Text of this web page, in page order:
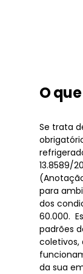
O
Se trata
13.8589/
para
dos
60.000.
padrões
coletivos,
da sua